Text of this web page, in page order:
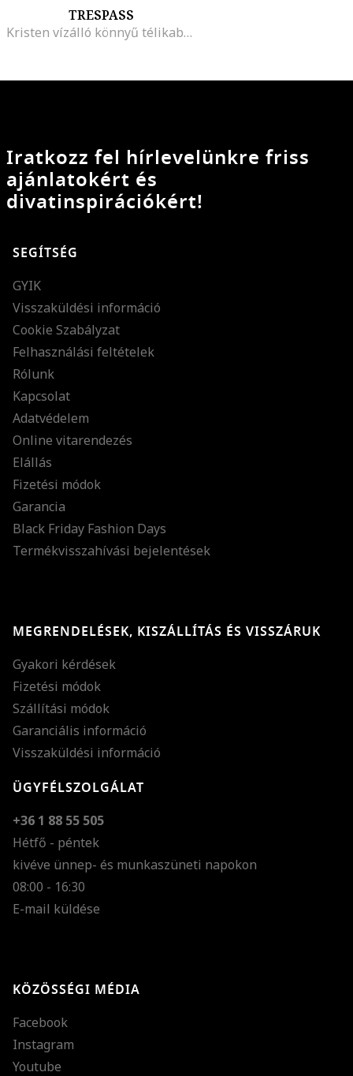
TRESPASS
Kristen vízálló könnyű télikabát plüssbéléssel, Tengerészkék
Iratkozz fel hírlevelünkre friss
ajánlatokért és
divatinspirációkért!
SEGÍTSÉG
GYIK
Visszaküldési információ
Cookie Szabályzat
Felhasználási feltételek
Rólunk
Kapcsolat
Adatvédelem
Online vitarendezés
Elállás
Fizetési módok
Garancia
Black Friday Fashion Days
Termékvisszahívási bejelentések
MEGRENDELÉSEK, KISZÁLLÍTÁS ÉS VISSZÁRUK
Gyakori kérdések
Fizetési módok
Szállítási módok
Garanciális információ
Visszaküldési információ
ÜGYFÉLSZOLGÁLAT
+36 1 88 55 505
Hétfő - péntek
kivéve ünnep- és munkaszüneti napokon
08:00 - 16:30
E-mail küldése
KÖZÖSSÉGI MÉDIA
Facebook
Instagram
Youtube